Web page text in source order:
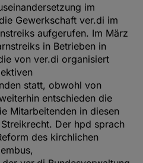
im
Gewerkschaft ver.di im
aufgerufen. Im März
in Betrieben in
von ver.di organisiert
statt, obwohl von
entschieden die
Mitarbeitenden in diesen
Der hpd sprach
des kirchlichen